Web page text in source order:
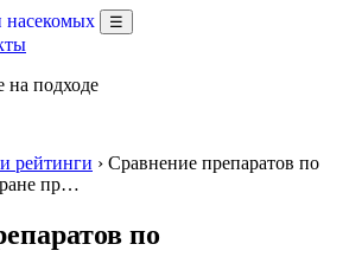
насекомых ☰
на подходе
рейтинги › Сравнение препаратов по
пр…
по